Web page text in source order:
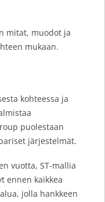
mitat, muodot ja
mukaan.
kohteessa ja
puolestaan
järjestelmät.
vuotta, ST-mallia
ennen kaikkea
jolla hankkeen